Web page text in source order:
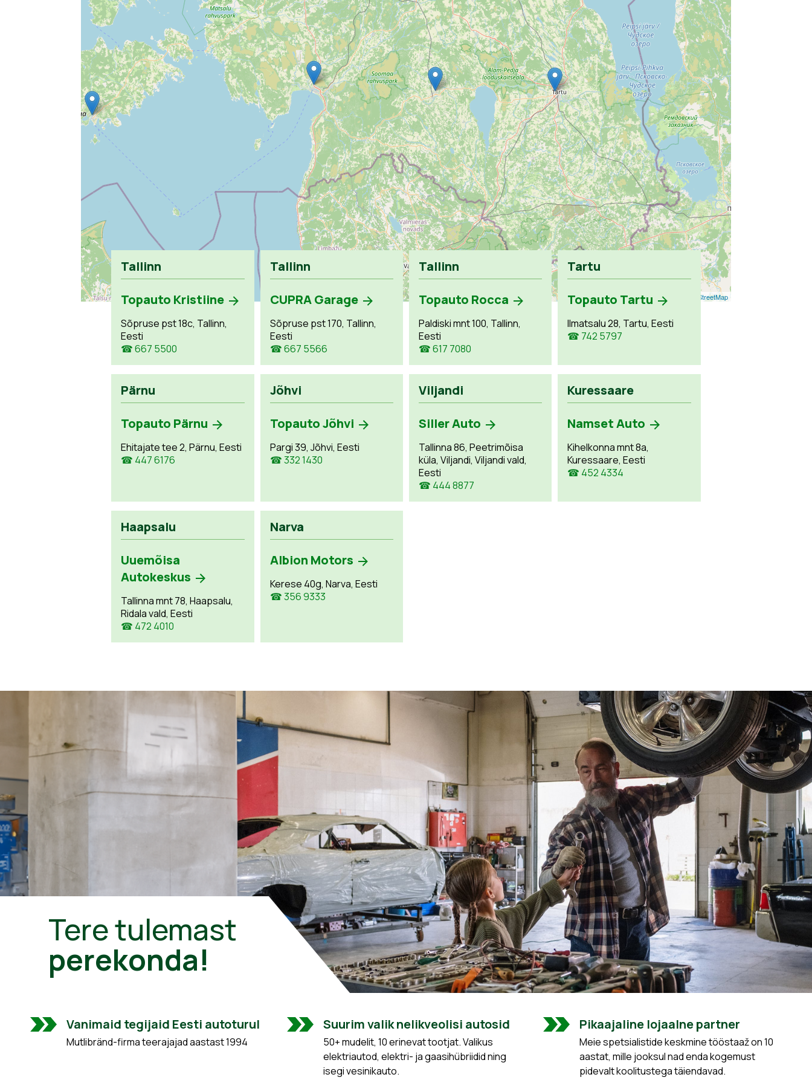
Leaflet OpenStreetMap
Tallinn
Topauto Kristiine
Sõpruse pst 18c, Tallinn,
Eesti
☎ 667 5500
Tallinn
CUPRA Garage
Sõpruse pst 170, Tallinn,
Eesti
☎ 667 5566
Tallinn
Topauto Rocca
Paldiski mnt 100, Tallinn,
Eesti
☎ 617 7080
Tartu
Topauto Tartu
Ilmatsalu 28, Tartu, Eesti
☎ 742 5797
Pärnu
Topauto Pärnu
Ehitajate tee 2, Pärnu, Eesti
☎ 447 6176
Jõhvi
Topauto Jõhvi
Pargi 39, Jõhvi, Eesti
☎ 332 1430
Viljandi
Siller Auto
Tallinna 86, Peetrimõisa
küla, Viljandi, Viljandi vald,
Eesti
☎ 444 8877
Kuressaare
Namset Auto
Kihelkonna mnt 8a,
Kuressaare, Eesti
☎ 452 4334
Haapsalu
Uuemõisa
Autokeskus
Tallinna mnt 78, Haapsalu,
Ridala vald, Eesti
☎ 472 4010
Narva
Albion Motors
Kerese 40g, Narva, Eesti
☎ 356 9333
Tere tulemast
perekonda!
Vanimaid tegijaid Eesti autoturul
Mutlibränd-firma teerajajad aastast 1994
Suurim valik nelikveolisi autosid
50+ mudelit, 10 erinevat tootjat. Valikus
elektriautod, elektri- ja gaasihübriidid ning
isegi vesinikauto.
Pikaajaline lojaalne partner
Meie spetsialistide keskmine tööstaaž on 10
aastat, mille jooksul nad enda kogemust
pidevalt koolitustega täiendavad.